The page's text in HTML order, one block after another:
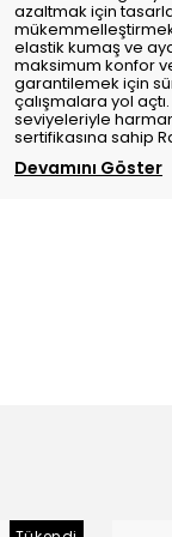
azaltmak için
elastik kumaş ve
maksimum konfor
garantilemek için
çalışmalara yol
seviyeleriyle
sertifikasına sahip
Devamını Göster